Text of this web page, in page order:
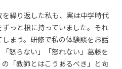
繰り返した私も、実は中学時代
っと根に持っていました。それ
まう。研修で私の体験談をお話
怒らない」「怒れない」葛藤を
「教師とはこうあるべき」と向